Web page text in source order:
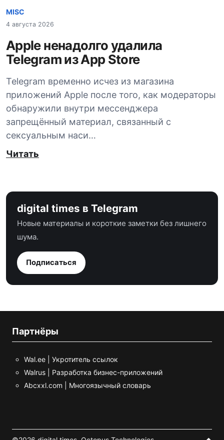
MISC
4 августа 2026
Apple ненадолго удалила
Telegram из App Store
Telegram временно исчез из магазина
приложений Apple после того, как модераторы
обнаружили внутри мессенджера
запрещённый материал, связанный с
сексуальным наси…
Читать
digital times в Telegram
Новые материалы и короткие заметки без лишнего
шума.
Подписаться
Партнёры
Wal.ee | Укротитель ссылок
Walrus | Разработка бизнес-приложений
Abcxxl.com | Многоязычный словарь